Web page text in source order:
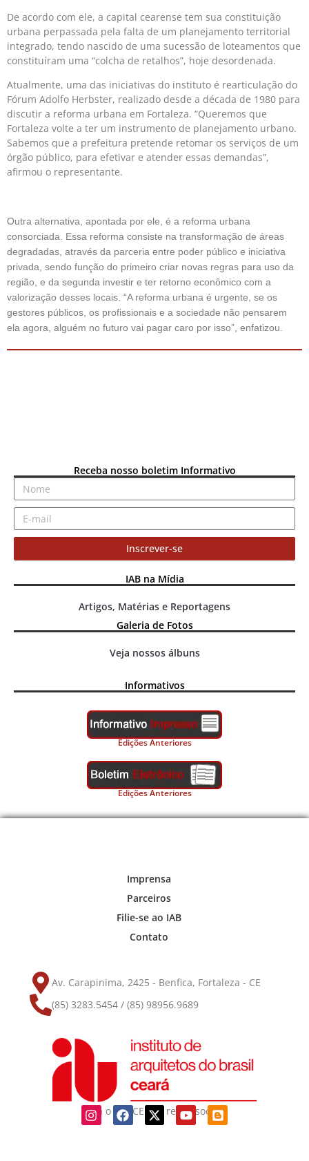
De acordo com ele, a capital cearense tem sua constituição
urbana perpassada pela falta de um planejamento territorial
integrado, tendo nascido de uma sucessão de loteamentos que
constituíram uma “colcha de retalhos”, hoje desordenada.
Atualmente, uma das iniciativas do instituto é rearticulação do
Fórum Adolfo Herbster, realizado desde a década de 1980 para
discutir a reforma urbana em Fortaleza. “Queremos que
Fortaleza volte a ter um instrumento de planejamento urbano.
Sabemos que a prefeitura pretende retomar os serviços de um
órgão público, para efetivar e atender essas demandas”,
afirmou o representante.
Outra alternativa, apontada por ele, é a reforma urbana
consorciada. Essa reforma consiste na transformação de áreas
degradadas, através da parceria entre poder público e iniciativa
privada, sendo função do primeiro criar novas regras para uso da
região, e da segunda investir e ter retorno econômico com a
valorização desses locais. “A reforma urbana é urgente, se os
gestores públicos, os profissionais e a sociedade não pensarem
ela agora, alguém no futuro vai pagar caro por isso”, enfatizou.
Receba nosso boletim Informativo
Inscrever-se
IAB na Mídia
Artigos, Matérias e Reportagens
Galeria de Fotos
Veja nossos álbuns
Informativos
Edições Anteriores
Edições Anteriores
Siga o IAB-CE nas redes sociais
Imprensa
Parceiros
Filie-se ao IAB
Contato
Av. Carapinima, 2425 - Benfica, Fortaleza - CE
(85) 3283.5454 / (85) 98956.9689